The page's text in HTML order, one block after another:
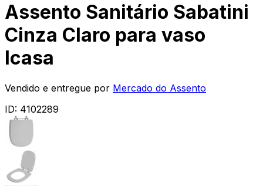
Assento Sanitário Sabatini
Cinza Claro para vaso
Icasa
Vendido e entregue por Mercado do Assento
ID: 4102289